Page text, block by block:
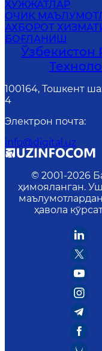
ҲУЖЖАТЛАР
ОЧИҚ
АХБОРОТ
БОҒЛАНИШ
Ўзбекистон
100164, Тошкент
4
Электрон почта:
info@digital.uz
© 2001-2026
ҳимояланган.
ҳавола